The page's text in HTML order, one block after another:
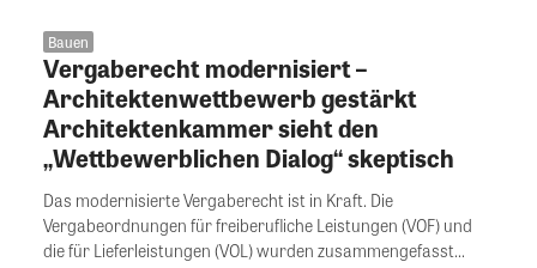
Bauen
Vergaberecht modernisiert –
Architektenwettbewerb gestärkt
Architektenkammer sieht den
„Wettbewerblichen Dialog“ skeptisch
Das modernisierte Vergaberecht ist in Kraft. Die
Vergabeordnungen für freiberufliche Leistungen (VOF) und
die für Lieferleistungen (VOL) wurden zusammengefasst...